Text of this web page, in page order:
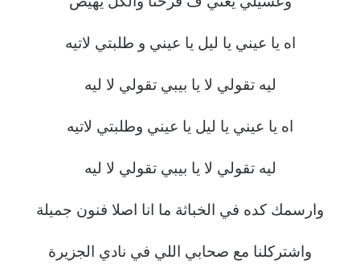
اه يا عيني يا ليل يا عيني و طلبتي لاتيه
ليه تقولي لا يا بيبي تقولي لا ليه
اه يا عيني يا ليل يا عيني وطلبتي لاتيه
ليه تقولي لا يا بيبي تقولي لا ليه
وارسمك كده في الخباثة ما انا اصلا فنون جميلة
واشتركلنا مع صحابي اللي في نادي الجزيرة